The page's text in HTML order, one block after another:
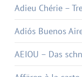
Adieu Chérie –
Adiós Buenos
AEIOU – Das